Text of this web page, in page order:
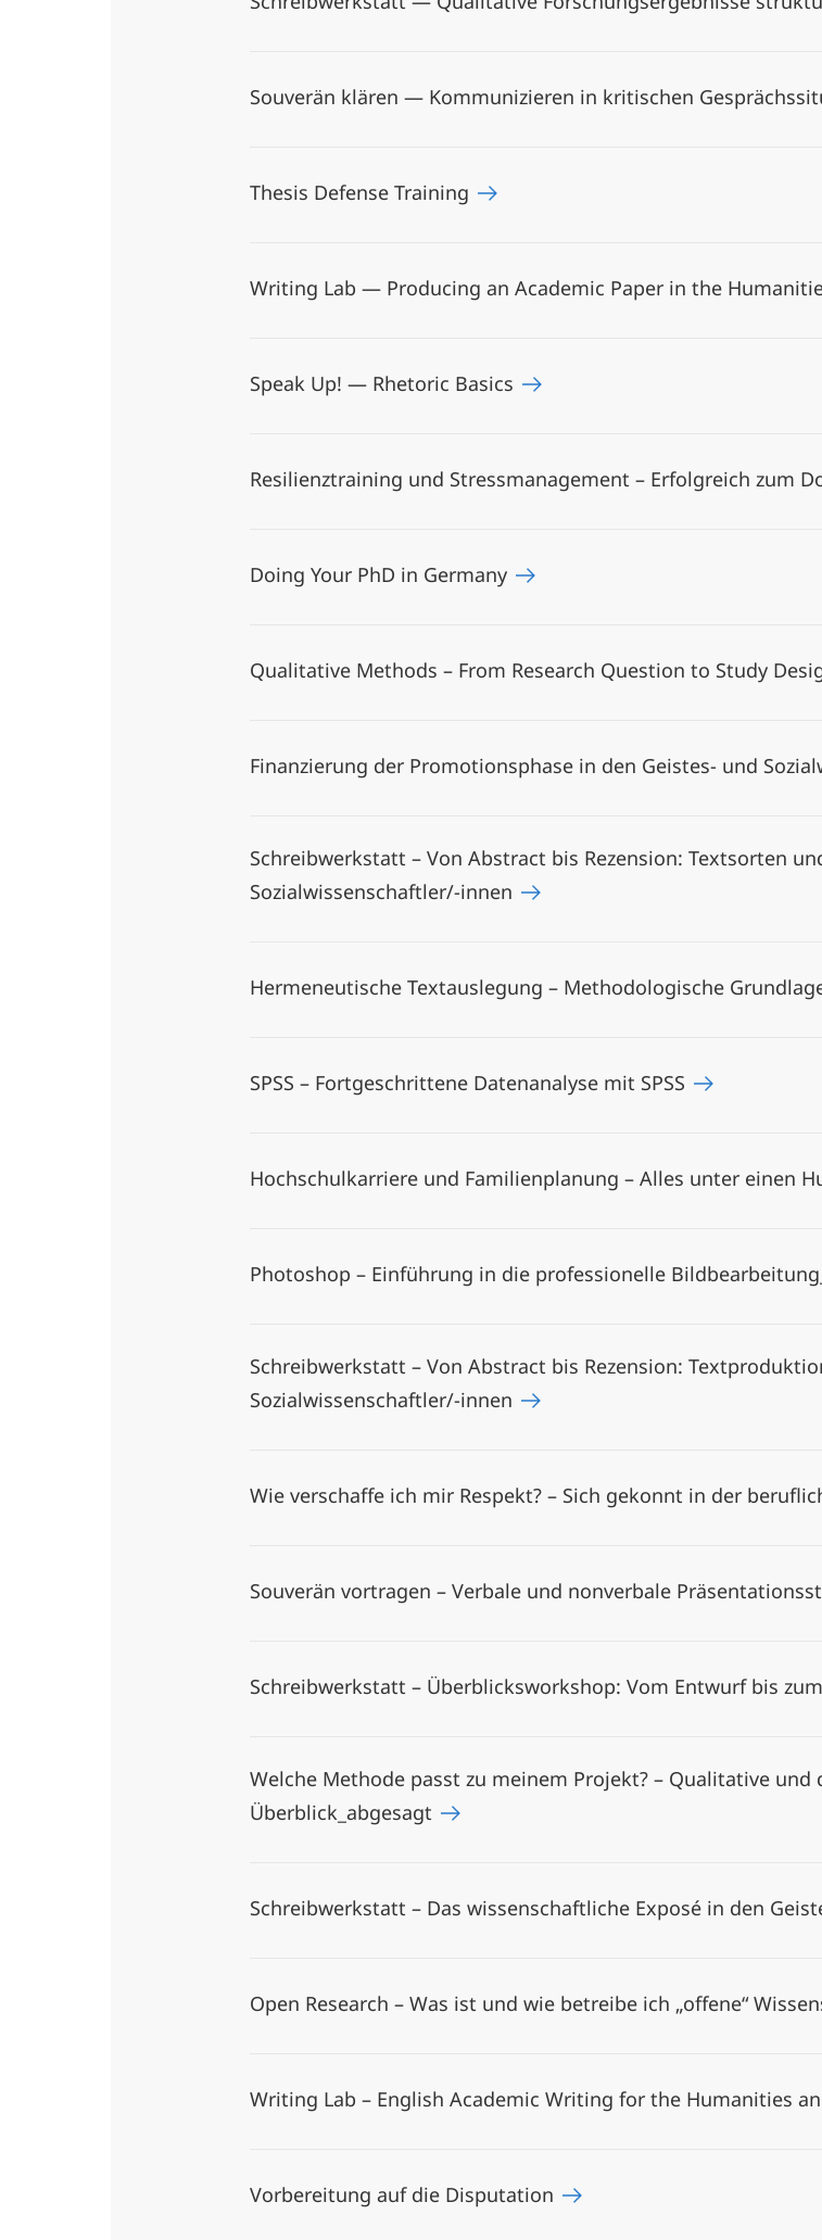
Souverän klären — Kommunizieren in kritischen
Thesis Defense Training
Writing Lab — Producing an Academic Paper in the
Speak Up! — Rhetoric Basics
Resilienztraining und Stressmanagement – Erfolgreich zum
Doing Your PhD in Germany
Qualitative Methods – From Research Question to Study
Finanzierung der Promotionsphase in den Geistes- und
Schreibwerkstatt – Von Abstract bis Rezension: Textsorten
Sozialwissenschaftler/-innen
Hermeneutische Textauslegung – Methodologische
SPSS – Fortgeschrittene Datenanalyse mit SPSS
Hochschulkarriere und Familienplanung – Alles unter einen
Photoshop – Einführung in die professionelle
Schreibwerkstatt – Von Abstract bis Rezension:
Sozialwissenschaftler/-innen
Wie verschaffe ich mir Respekt? – Sich gekonnt in der
Souverän vortragen – Verbale und nonverbale
Schreibwerkstatt – Überblicksworkshop: Vom Entwurf bis
Welche Methode passt zu meinem Projekt? – Qualitative
Überblick_abgesagt
Schreibwerkstatt – Das wissenschaftliche Exposé in den
Open Research – Was ist und wie betreibe ich „offene“
Writing Lab – English Academic Writing for the Humanities
Vorbereitung auf die Disputation